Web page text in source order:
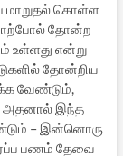
மாறுதல் கொள்ள
தோன்ற
உள்ளது என்று
தோன்றிய
வேண்டும்,
அதனால் இந்த
– இன்னொரு
பணம் தேவை